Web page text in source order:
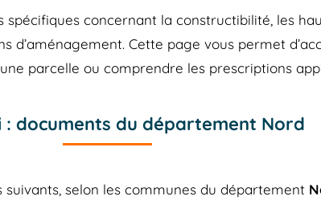
concernant la constructibilité, les
d’aménagement. Cette page vous permet
parcelle ou comprendre les prescriptions
: documents du département Nord
selon les communes du département